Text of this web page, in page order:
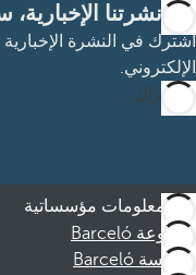
مع نشرتنا
اشترك في النشرة
الإلكتروني.
الاشتراك
معلومات مؤسساتية
مجموعة Barceló
مؤسسة Barceló